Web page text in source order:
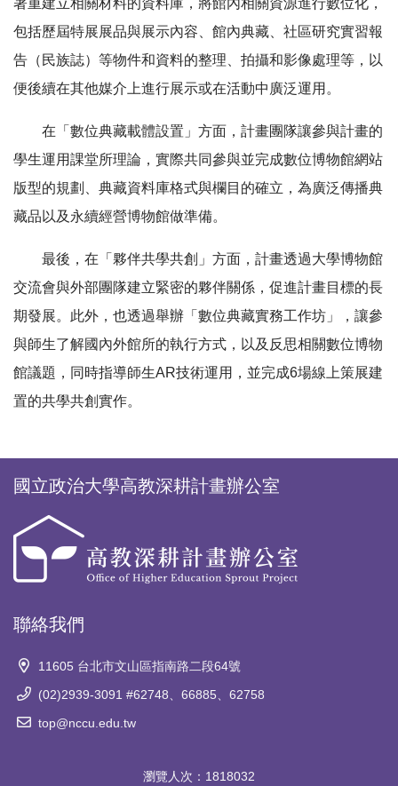
包括歷屆特展展品與展示內容、館內典藏、社區研究實習報
告（民族誌）等物件和資料的整理、拍攝和影像處理等，以
便後續在其他媒介上進行展示或在活動中廣泛運用。
在「數位典藏載體設置」方面，計畫團隊讓參與計畫的
學生運用課堂所理論，實際共同參與並完成數位博物館網站
版型的規劃、典藏資料庫格式與欄目的確立，為廣泛傳播典
藏品以及永續經營博物館做準備。
最後，在「夥伴共學共創」方面，計畫透過大學博物館
交流會與外部團隊建立緊密的夥伴關係，促進計畫目標的長
期發展。此外，也透過舉辦「數位典藏實務工作坊」，讓參
與師生了解國內外館所的執行方式，以及反思相關數位博物
館議題，同時指導師生AR技術運用，並完成6場線上策展建
置的共學共創實作。
國立政治大學高教深耕計畫辦公室
聯絡我們
11605 台北市文山區指南路二段64號
(02)2939-3091 #62748、66885、62758
top@nccu.edu.tw
瀏覽人次： 1818032